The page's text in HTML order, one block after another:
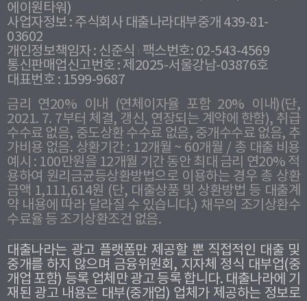
에이원타워)
사업자정보 : 주식회사 대출나라대부중개 439-81-
03602
개인정보책임자 : 신준식
팩스번호: 02-543-4569
통신판매업신고번호 : 제2025-서울강남-03876호
대표번호 : 1599-9687
금리 연20% 이내 (연체이자율 포함 20% 이내)(단,
2021. 7. 7부터 체결, 갱신, 연장되는 계약에 한함), 취급
수수료 없음, 중도상환 수수료 없음, 중개수수료 없음, 추
가비용 없음. 상환기간 : 12개월 ~ 60개월 / 총 대출 비용
예시 : 100만원을 12개월 기간 동안 최대 금리 연20% 적
용하여 원리금균등상환방법으로 이용하는 경우 총 상환
금액 1,111,614원 (단, 대출상품 및 상환방법 등 대출계
약 내용에 따라 달라질 수 있습니다.) 채무의 조기상환수
수료율 등 조기상환조건 없음.
대출나라는 광고 플랫폼만 제공할 뿐 직접적인 대출 및
중개를 하지 않으며 금융위원회, 지자체 정식 대부업(중
개업 포함) 등록 업체만 광고 등록 합니다. 대출나라에 기
재된 광고 내용은 대부(중개업) 업체가 제공하는 정보로